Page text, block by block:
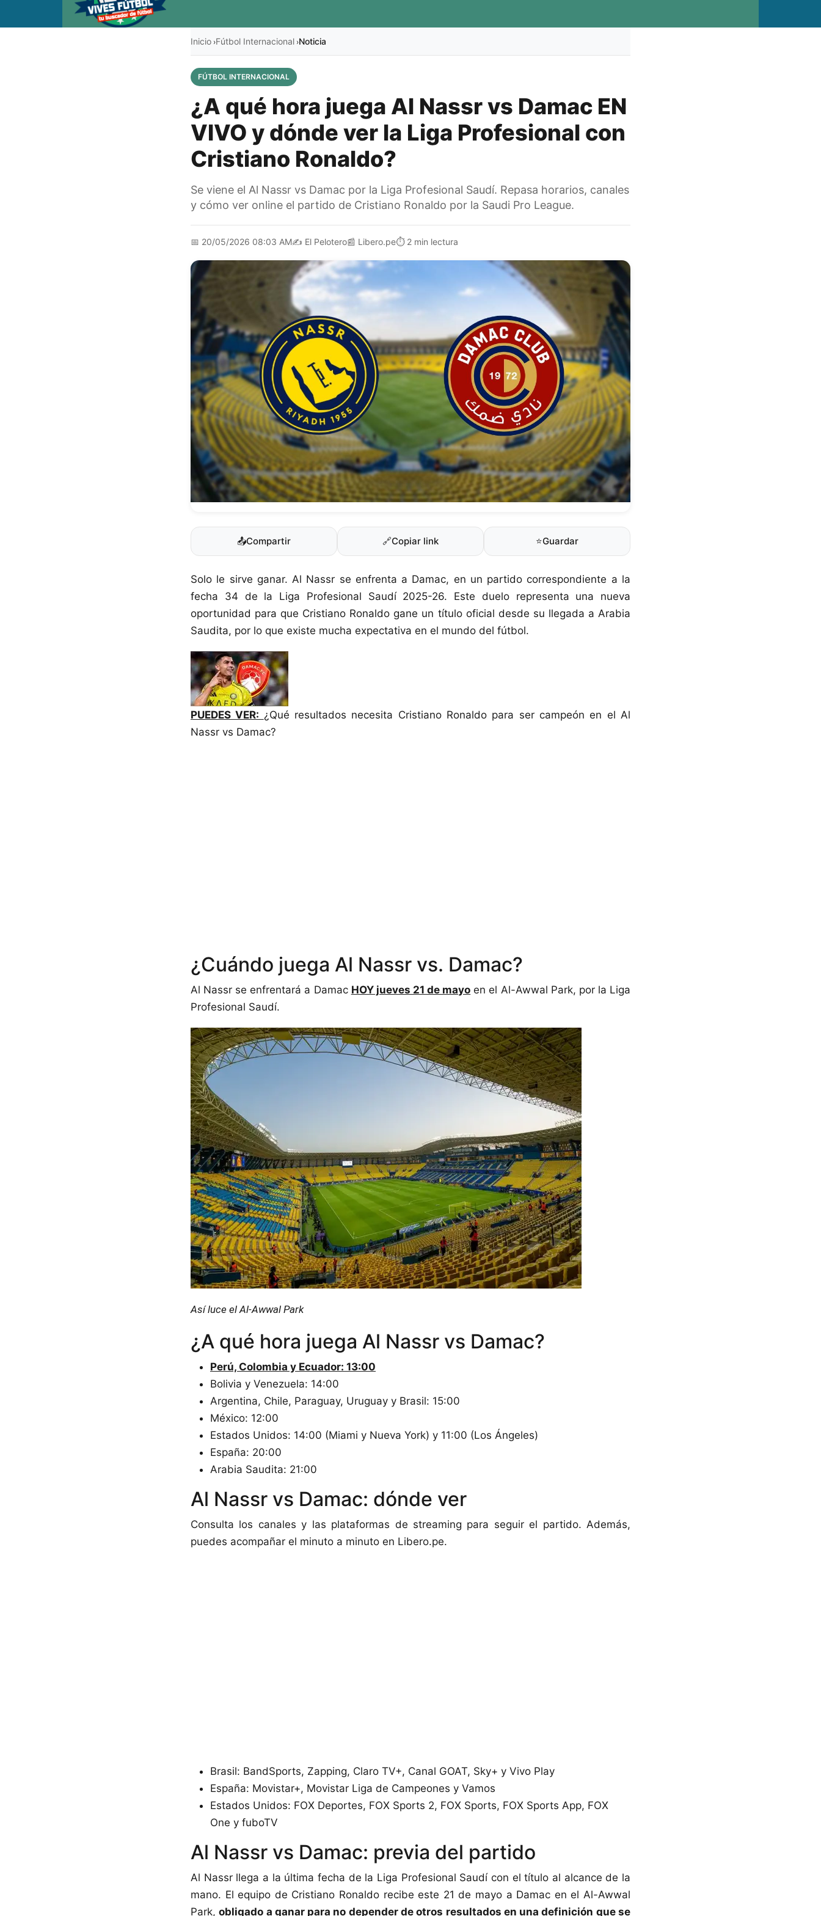
Inicio ›Fútbol Internacional ›Noticia
FÚTBOL INTERNACIONAL
¿A qué hora juega Al Nassr vs Damac EN
VIVO y dónde ver la Liga Profesional con
Cristiano Ronaldo?
Se viene el Al Nassr vs Damac por la Liga Profesional Saudí. Repasa horarios, canales
y cómo ver online el partido de Cristiano Ronaldo por la Saudi Pro League.
📅 20/05/2026 08:03 AM✍️ El Pelotero📰 Libero.pe⏱️ 2 min lectura
📤Compartir 🔗Copiar link ⭐Guardar
Solo le sirve ganar. Al Nassr se enfrenta a Damac, en un partido correspondiente a la
fecha 34 de la Liga Profesional Saudí 2025-26. Este duelo representa una nueva
oportunidad para que Cristiano Ronaldo gane un título oficial desde su llegada a Arabia
Saudita, por lo que existe mucha expectativa en el mundo del fútbol.
PUEDES VER: ¿Qué resultados necesita Cristiano Ronaldo para ser campeón en el Al
Nassr vs Damac?
¿Cuándo juega Al Nassr vs. Damac?
Al Nassr se enfrentará a Damac HOY jueves 21 de mayo en el Al-Awwal Park, por la Liga
Profesional Saudí.
Así luce el Al-Awwal Park
¿A qué hora juega Al Nassr vs Damac?
Perú, Colombia y Ecuador: 13:00
Bolivia y Venezuela: 14:00
Argentina, Chile, Paraguay, Uruguay y Brasil: 15:00
México: 12:00
Estados Unidos: 14:00 (Miami y Nueva York) y 11:00 (Los Ángeles)
España: 20:00
Arabia Saudita: 21:00
Al Nassr vs Damac: dónde ver
Consulta los canales y las plataformas de streaming para seguir el partido. Además,
puedes acompañar el minuto a minuto en Libero.pe.
Brasil: BandSports, Zapping, Claro TV+, Canal GOAT, Sky+ y Vivo Play
España: Movistar+, Movistar Liga de Campeones y Vamos
Estados Unidos: FOX Deportes, FOX Sports 2, FOX Sports, FOX Sports App, FOX
One y fuboTV
Al Nassr vs Damac: previa del partido
Al Nassr llega a la última fecha de la Liga Profesional Saudí con el título al alcance de la
mano. El equipo de Cristiano Ronaldo recibe este 21 de mayo a Damac en el Al-Awwal
Park,obligado a ganar para no depender de otros resultados en una definición que se